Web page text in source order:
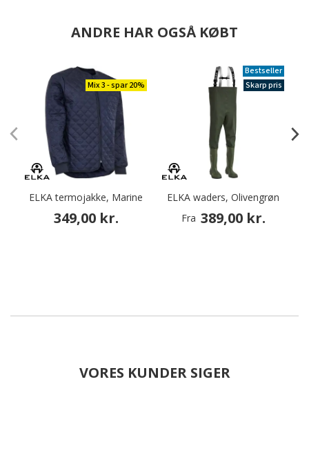
ANDRE HAR OGSÅ KØBT
Mix 3 - spar 20%
ELKA termojakke, Marine
349,00 kr.
Bestseller
Skarp pris
ELKA waders, Olivengrøn
Fra 389,00 kr.
VORES KUNDER SIGER